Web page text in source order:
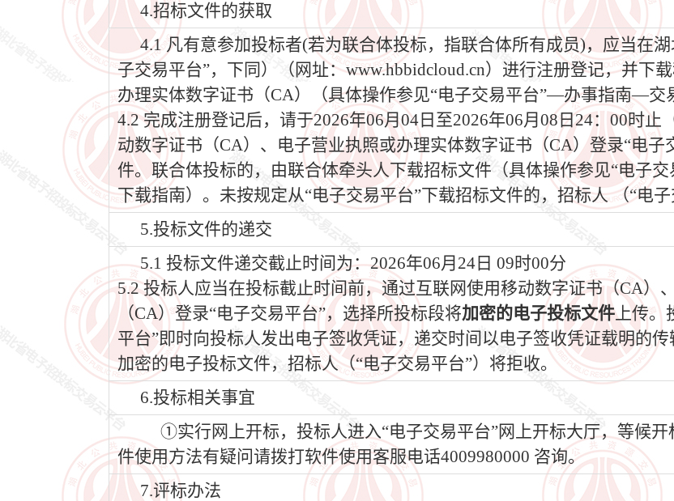
4.招标文件的获取
4.1 凡有意参加投标者(若为联合体投标，指联合体所有成员)，应当在
子交易平台”，下同）（网址：www.hbbidcloud.cn）进行注册登记，并下
办理实体数字证书（CA）（具体操作参见“电子交易平台”—办事指南—交
4.2 完成注册登记后，请于2026年06月04日至2026年06月08日24：00时
动数字证书（CA）、电子营业执照或办理实体数字证书（CA）登录“电
件。联合体投标的，由联合体牵头人下载招标文件（具体操作参见“电子
下载指南）。未按规定从“电子交易平台”下载招标文件的，招标人 （“电子
5.投标文件的递交
5.1 投标文件递交截止时间为：2026年06月24日 09时00分
5.2 投标人应当在投标截止时间前，通过互联网使用移动数字证书（CA）
（CA）登录“电子交易平台”，选择所投标段将加密的电子投标文件上传。
平台”即时向投标人发出电子签收凭证，递交时间以电子签收凭证载明的
加密的电子投标文件，招标人（“电子交易平台”）将拒收。
6.投标相关事宜
①实行网上开标，投标人进入“电子交易平台”网上开标大厅，等候
件使用方法有疑问请拨打软件使用客服电话4009980000 咨询。
7.评标办法